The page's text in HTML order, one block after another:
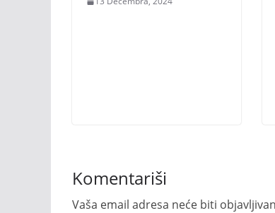
Komentariši
Vaša email adresa neće biti